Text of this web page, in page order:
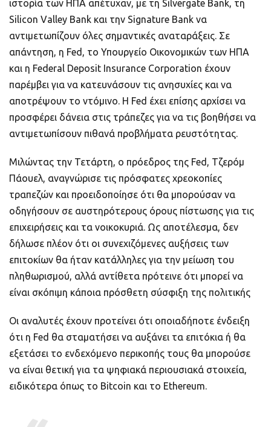
ιστορία των ΗΠΑ απέτυχαν, με τη Silvergate Bank, τη
Silicon Valley Bank και την Signature Bank να
αντιμετωπίζουν όλες σημαντικές αναταράξεις. Σε
απάντηση, η Fed, το Υπουργείο Οικονομικών των ΗΠΑ
και η Federal Deposit Insurance Corporation έχουν
παρέμβει για να κατευνάσουν τις ανησυχίες και να
αποτρέψουν το ντόμινο. Η Fed έχει επίσης αρχίσει να
προσφέρει δάνεια στις τράπεζες για να τις βοηθήσει να
αντιμετωπίσουν πιθανά προβλήματα ρευστότητας.
Μιλώντας την Τετάρτη, ο πρόεδρος της Fed, Τζερόμ
Πάουελ, αναγνώρισε τις πρόσφατες χρεοκοπίες
τραπεζών και προειδοποίησε ότι θα μπορούσαν να
οδηγήσουν σε αυστηρότερους όρους πίστωσης για τις
επιχειρήσεις και τα νοικοκυριά. Ως αποτέλεσμα, δεν
δήλωσε πλέον ότι οι συνεχιζόμενες αυξήσεις των
επιτοκίων θα ήταν κατάλληλες για την μείωση του
πληθωρισμού, αλλά αντίθετα πρότεινε ότι μπορεί να
είναι σκόπιμη κάποια πρόσθετη σύσφιξη της πολιτικής
Οι αναλυτές έχουν προτείνει ότι οποιαδήποτε ένδειξη
ότι η Fed θα σταματήσει να αυξάνει τα επιτόκια ή θα
εξετάσει το ενδεχόμενο περικοπής τους θα μπορούσε
να είναι θετική για τα ψηφιακά περιουσιακά στοιχεία,
ειδικότερα όπως το Bitcoin και το Ethereum.